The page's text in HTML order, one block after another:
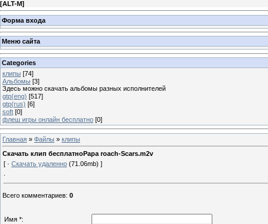
[ALT-M]
Форма входа
Меню сайта
Categories
клипы [74]
Альбомы [3]
Здесь можно скачать альбомы разных исполнителей
gtp(eng) [517]
gtp(rus) [6]
soft [0]
флеш игры онлайн бесплатно [0]
Главная » Файлы » клипы
Скачать клип бесплатноPapa roach-Scars.m2v
[ · Скачать удаленно (71.06mb) ]
Всего комментариев: 0
Имя *: